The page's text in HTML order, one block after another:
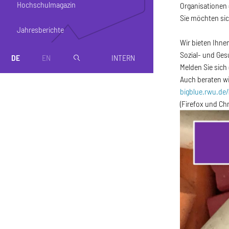
Hochschulmagazin
Jahresberichte
DE EN magnifier INTERN
Sie möchten
Wir bieten
Sozial- und
Melden Sie
Auch beraten
(Firefox und